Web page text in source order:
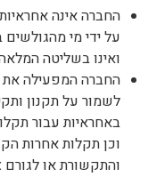
החברה אינה
על ידי מי מהגולשים
ואינו בשליטה
החברה המפעילה את
לשמור על תקנון
באחראיות עבור
וכן תקלות אחרות
והתקשורת או